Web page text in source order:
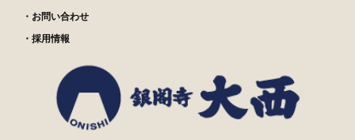
・お問い合わせ
・採用情報